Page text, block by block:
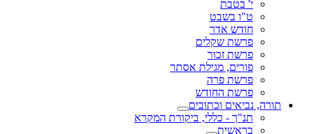
י' בטבת
ט"ו בשבט
חודש אדר
פרשת שקלים
פרשת זכור
פורים, מגילת אסתר
פרשת פרה
פרשת החודש
תורה, נביאים וכתובים
תנ"ך - כללי, ביקורת המקרא
בראשית